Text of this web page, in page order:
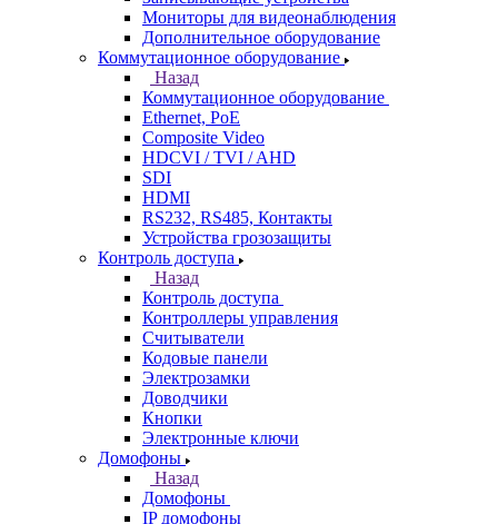
Мониторы для видеонаблюдения
Дополнительное оборудование
Коммутационное оборудование
Назад
Коммутационное оборудование
Ethernet, PoE
Composite Video
HDCVI / TVI / AHD
SDI
HDMI
RS232, RS485, Контакты
Устройства грозозащиты
Контроль доступа
Назад
Контроль доступа
Контроллеры управления
Считыватели
Кодовые панели
Электрозамки
Доводчики
Кнопки
Электронные ключи
Домофоны
Назад
Домофоны
IP домофоны